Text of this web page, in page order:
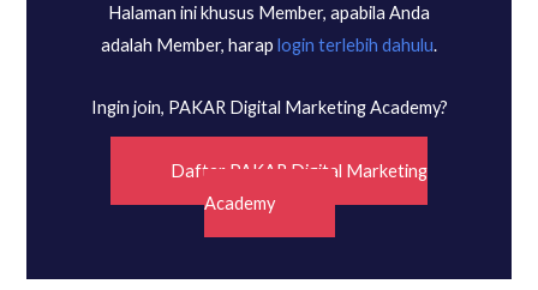
Halaman ini khusus Member, apabila Anda
adalah Member, harap login terlebih dahulu.
Ingin join, PAKAR Digital Marketing Academy?
Daftar PAKAR Digital Marketing
Academy